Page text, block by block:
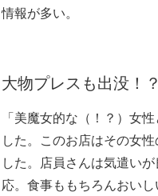
情報が多い。
大物プレスも出没！？
「美魔女的な（！？）女
した。このお店はその女
した。店員さんは気遣い
応。食事ももちろんおい